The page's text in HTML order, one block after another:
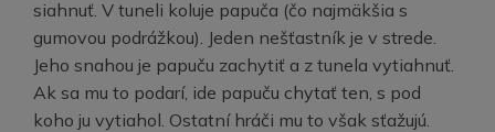
siahnuť. V tuneli koluje papuča (čo najmäkšia s
gumovou podrážkou). Jeden nešťastník je v strede.
Jeho snahou je papuču zachytiť a z tunela vytiahnuť.
Ak sa mu to podarí, ide papuču chytať ten, s pod
koho ju vytiahol. Ostatní hráči mu to však sťažujú.